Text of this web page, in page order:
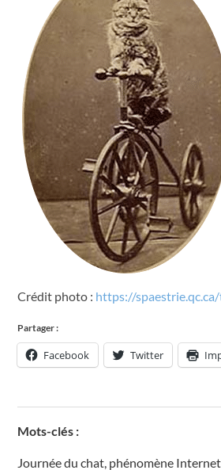
Crédit photo : https://
Partager :
Facebook Twitter
Mots-clés :
Journée du chat, phénomène Internet